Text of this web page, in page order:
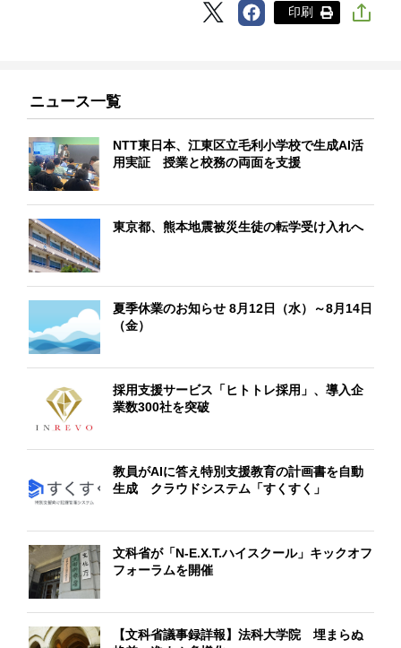
印刷
ニュース一覧
NTT東日本、江東区立毛利小学校で生成AI活
用実証 授業と校務の両面を支援
東京都、熊本地震被災生徒の転学受け入れへ
夏季休業のお知らせ 8月12日（水）～8月14日
（金）
採用支援サービス「ヒトトレ採用」、導入企
業数300社を突破
教員がAIに答え特別支援教育の計画書を自動
生成 クラウドシステム「すくすく」
文科省が「N-E.X.T.ハイスクール」キックオフ
フォーラムを開催
【文科省議事録詳報】法科大学院 埋まらぬ